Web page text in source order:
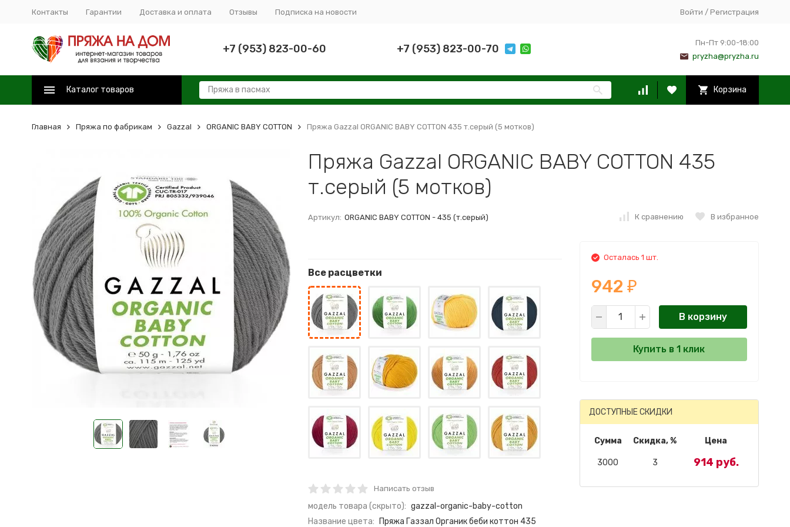
Контакты Гарантии Доставка и оплата Отзывы Подписка на новости Войти / Регистрация
+7 (953) 823-00-60 +7 (953) 823-00-70
Пн-Пт 9:00-18:00
pryzha@pryzha.ru
Каталог товаров Корзина
Главная Пряжа по фабрикам Gazzal ORGANIC BABY COTTON Пряжа Gazzal ORGANIC BABY COTTON 435 т.серый (5 мотков)
Пряжа Gazzal ORGANIC BABY COTTON 435
т.серый (5 мотков)
Артикул: ORGANIC BABY COTTON - 435 (т.серый) К сравнению В избранное
Все расцветки
Написать отзыв
модель товара (скрыто): gazzal-organic-baby-cotton
Название цвета:
Пряжа Газзал Органик беби коттон 435
Осталась 1 шт.
942 ₽
В корзину
Купить в 1 клик
ДОСТУПНЫЕ СКИДКИ
Сумма Скидка, % Цена
3000 3 914 руб.